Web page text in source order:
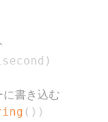
)
書き込む
( ) )